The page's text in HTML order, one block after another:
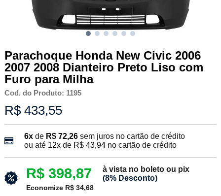
Parachoque Honda New Civic 2006
2007 2008 Dianteiro Preto Liso com
Furo para Milha
Cod. do Produto: 1195
R$ 433,55
6xde R$ 72,26 sem juros no cartão de crédito
ou até 12xde R$ 43,94no cartão de crédito
R$ 398,87
à vista no boleto ou pix
(8% Desconto)
Economize R$ 34,68